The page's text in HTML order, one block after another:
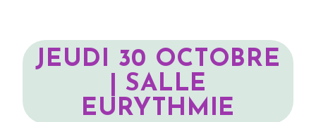
JEUDI 30 OCTOBRE
| SALLE
EURYTHMIE